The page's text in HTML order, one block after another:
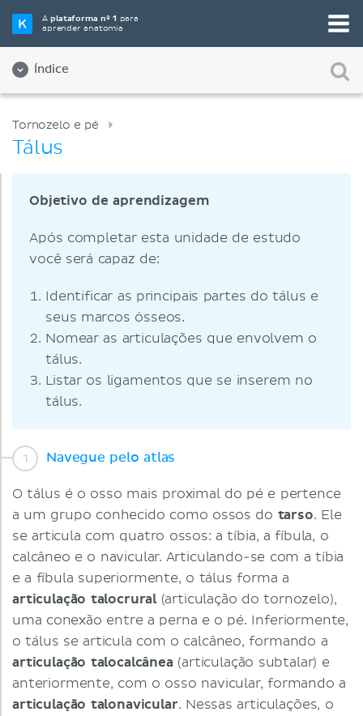
Aplataforma nº 1 para
aprender anatomia
Índice
Tornozelo e pé
Tálus
Objetivo de aprendizagem
Após completar esta unidade de estudo
você será capaz de:
Identificar as principais partes do tálus e
seus marcos ósseos.
Nomear as articulações que envolvem o
tálus.
Listar os ligamentos que se inserem no
tálus.
Navegue pelo atlas
O tálus é o osso mais proximal do pé e pertence
a um grupo conhecido como ossos do tarso. Ele
se articula com quatro ossos: a tíbia, a fíbula, o
calcâneo e o navicular. Articulando-se com a tíbia
e a fíbula superiormente, o tálus forma a
articulação talocrural (articulação do tornozelo),
uma conexão entre a perna e o pé. Inferiormente,
o tálus se articula com o calcâneo, formando a
articulação talocalcânea (articulação subtalar) e
anteriormente, com o osso navicular, formando a
articulação talonavicular. Nessas articulações, o